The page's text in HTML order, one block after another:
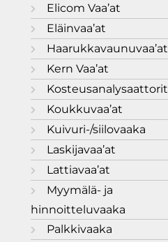
Elicom Vaa’at
Eläinvaa’at
Haarukkavaunuvaa’at
Kern Vaa’at
Kosteusanalysaattorit
Koukkuvaa’at
Kuivuri-/siilovaaka
Laskijavaa’at
Lattiavaa’at
Myymälä- ja
hinnoitteluvaaka
Palkkivaaka